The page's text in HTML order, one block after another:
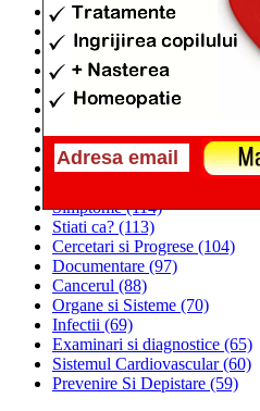
Diete si cure de slabire
(706)
Afectiuni si Boli
(401)
Corpul de la A la Z(315)
Medicina Naturista
Anatomie
(295)
Alimentatia(259)
Sanatatea si Preventia(170)
Interventii si Tratamente(167)
Simptome(114)
Stiati ca? (113)
Cercetari si Progrese (104)
Documentare (97)
Cancerul (88)
Organe si Sisteme (70)
Infectii (69)
Examinari si diagnostice (65)
Sistemul Cardiovascular(60)
Prevenire Si Depistare (59)